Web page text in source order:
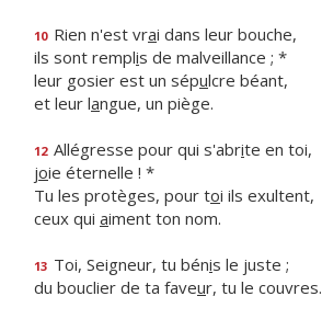
10 Rien n'est vrai dans leur bouche,
ils sont remplis de malveillance ; *
leur gosier est un sépulcre béant,
et leur langue, un piège.
12 Allégresse pour qui s'abrite en toi,
joie éternelle ! *
Tu les protèges, pour toi ils exultent,
ceux qui aiment ton nom.
13 Toi, Seigneur, tu bénis le juste ;
du bouclier de ta faveur, tu le couvres.